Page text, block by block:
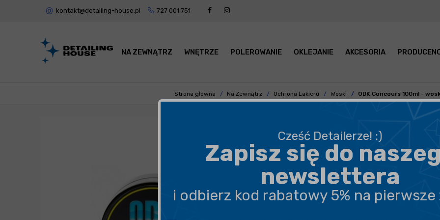
kontakt@detailing-house.pl 727 001 751
NA ZEWNĄTRZ WNĘTRZE POLEROWANIE OKLEJANIE AKCESORIA
Strona główna Na Zewnątrz Ochrona Lakieru Woski ODK Concours 100ml -
BEZPIECZNA WYSYŁKA
DARMOWA DOSTAWA OD 199,90 ZŁ
PROFESJONALNE DORADZTWO
Cześć Detailerze! :)
Zapisz się do
newslettera
i odbierz kod rabatowy 5% na pierwsze